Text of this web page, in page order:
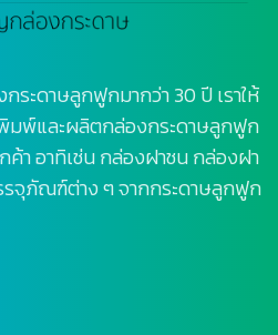
ระดาษลูกฟูกมากว่า 30 ปี เราให้
มพ์และผลิตกล่องกระดาษลูกฟูก
ค้า อาทิเช่น กล่องฝาชน กล่องฝา
จุภัณฑ์ต่าง ๆ จากกระดาษลูกฟูก